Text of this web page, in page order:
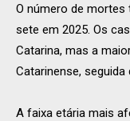
O número de mortes
sete em 2025. Os
Catarina, mas a
Catarinense,
A faixa etária mais